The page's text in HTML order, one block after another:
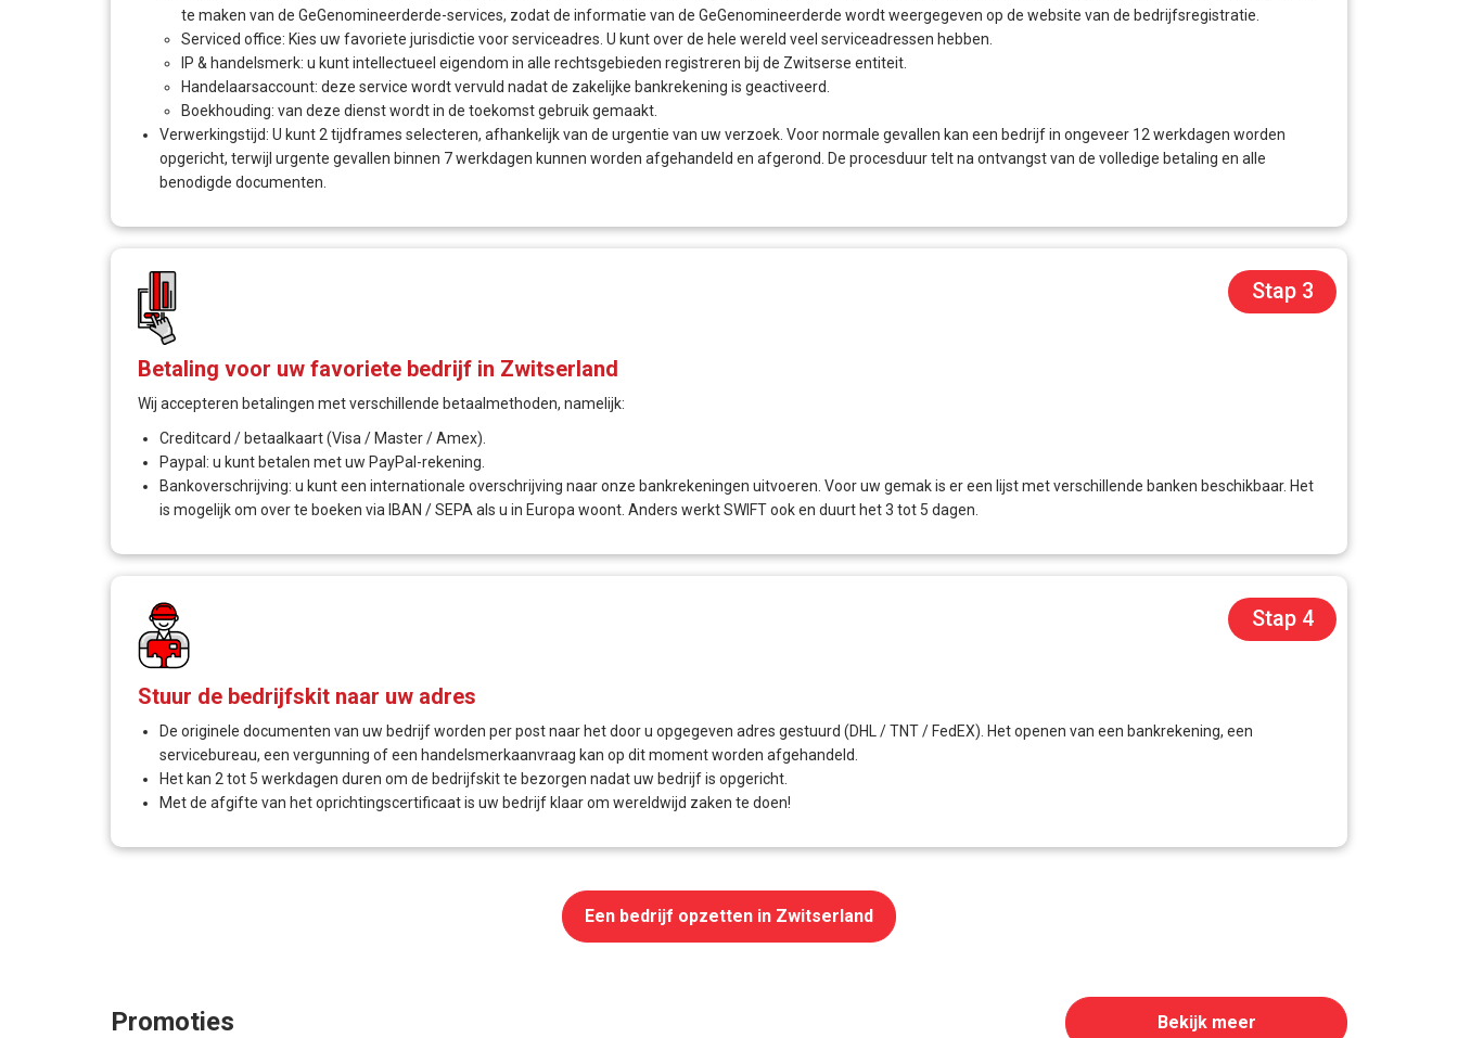
te maken van de GeGenomineerderde-services, zodat de informatie van de GeGenomineerderde wordt weergegeven op de website van de bedrijfsregistratie.
Serviced office: Kies uw favoriete jurisdictie voor serviceadres. U kunt over de hele wereld veel serviceadressen hebben.
IP & handelsmerk: u kunt intellectueel eigendom in alle rechtsgebieden registreren bij de Zwitserse entiteit.
Handelaarsaccount: deze service wordt vervuld nadat de zakelijke bankrekening is geactiveerd.
Boekhouding: van deze dienst wordt in de toekomst gebruik gemaakt.
Verwerkingstijd: U kunt 2 tijdframes selecteren, afhankelijk van de urgentie van uw verzoek. Voor normale gevallen kan een bedrijf in ongeveer 12 werkdagen worden
opgericht, terwijl urgente gevallen binnen 7 werkdagen kunnen worden afgehandeld en afgerond. De procesduur telt na ontvangst van de volledige betaling en alle
benodigde documenten.
Stap 3
Betaling voor uw favoriete bedrijf in Zwitserland
Wij accepteren betalingen met verschillende betaalmethoden, namelijk:
Creditcard / betaalkaart (Visa / Master / Amex).
Paypal: u kunt betalen met uw PayPal-rekening.
Bankoverschrijving: u kunt een internationale overschrijving naar onze bankrekeningen uitvoeren. Voor uw gemak is er een lijst met verschillende banken beschikbaar. Het
is mogelijk om over te boeken via IBAN / SEPA als u in Europa woont. Anders werkt SWIFT ook en duurt het 3 tot 5 dagen.
Stap 4
Stuur de bedrijfskit naar uw adres
De originele documenten van uw bedrijf worden per post naar het door u opgegeven adres gestuurd (DHL / TNT / FedEX). Het openen van een bankrekening, een
servicebureau, een vergunning of een handelsmerkaanvraag kan op dit moment worden afgehandeld.
Het kan 2 tot 5 werkdagen duren om de bedrijfskit te bezorgen nadat uw bedrijf is opgericht.
Met de afgifte van het oprichtingscertificaat is uw bedrijf klaar om wereldwijd zaken te doen!
Een bedrijf opzetten in Zwitserland
Promoties Bekijk meer